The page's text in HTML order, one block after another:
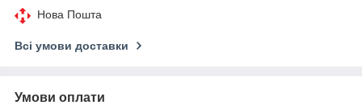
Нова Пошта
Всі умови доставки
Умови оплати